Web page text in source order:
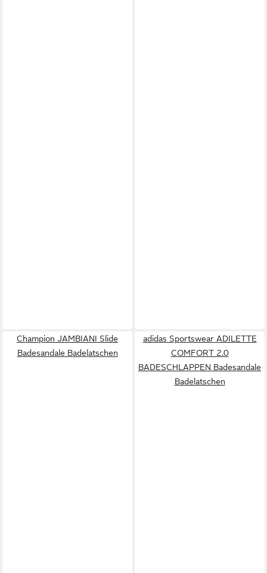
Champion JAMBIANI Slide
Badesandale Badelatschen
adidas Sportswear ADILETTE
COMFORT 2.0
BADESCHLAPPEN Badesandale
Badelatschen